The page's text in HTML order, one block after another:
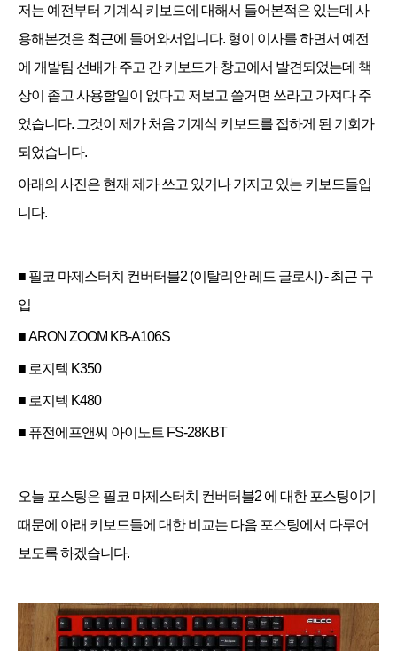
저는 예전부터 기계식 키보드에 대해서 들어본적은 있는데 사
용해본것은 최근에 들어와서입니다. 형이 이사를 하면서 예전
에 개발팀 선배가 주고 간 키보드가 창고에서 발견되었는데 책
상이 좁고 사용할일이 없다고 저보고 쓸거면 쓰라고 가져다 주
었습니다. 그것이 제가 처음 기계식 키보드를 접하게 된 기회가
되었습니다.
아래의 사진은 현재 제가 쓰고 있거나 가지고 있는 키보드들입
니다.
■ 필코 마제스터치 컨버터블2 (이탈리안 레드 글로시) - 최근 구
입
■ARON ZOOM KB-A106S
■ 로지텍 K350
■ 로지텍 K480
■ 퓨전에프앤씨 아이노트 FS-28KBT
오늘 포스팅은 필코 마제스터치 컨버터블2 에 대한 포스팅이기
때문에 아래 키보드들에 대한 비교는 다음 포스팅에서 다루어
보도록 하겠습니다.